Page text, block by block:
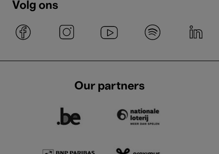
Volg ons
Our partners